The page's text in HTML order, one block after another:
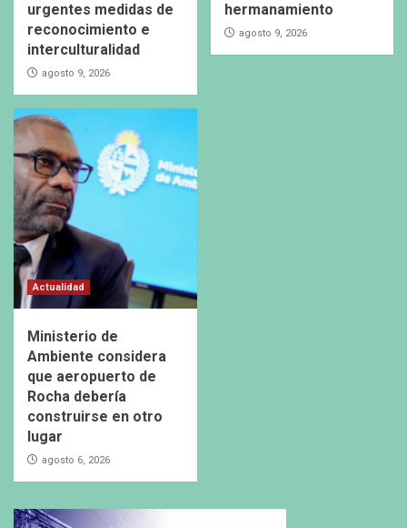
urgentes medidas de
reconocimiento e
interculturalidad
agosto 9, 2026
hermanamiento
agosto 9, 2026
Actualidad
Ministerio de
Ambiente considera
que aeropuerto de
Rocha debería
construirse en otro
lugar
agosto 6, 2026